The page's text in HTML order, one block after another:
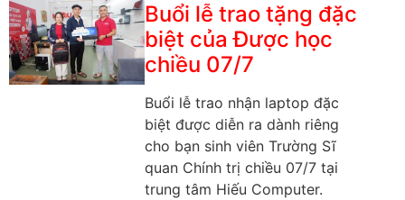
Buổi lễ trao tặng đặc
biệt của Được học
chiều 07/7
Buổi lễ trao nhận laptop đặc
biệt được diễn ra dành riêng
cho bạn sinh viên Trường Sĩ
quan Chính trị chiều 07/7 tại
trung tâm Hiếu Computer.